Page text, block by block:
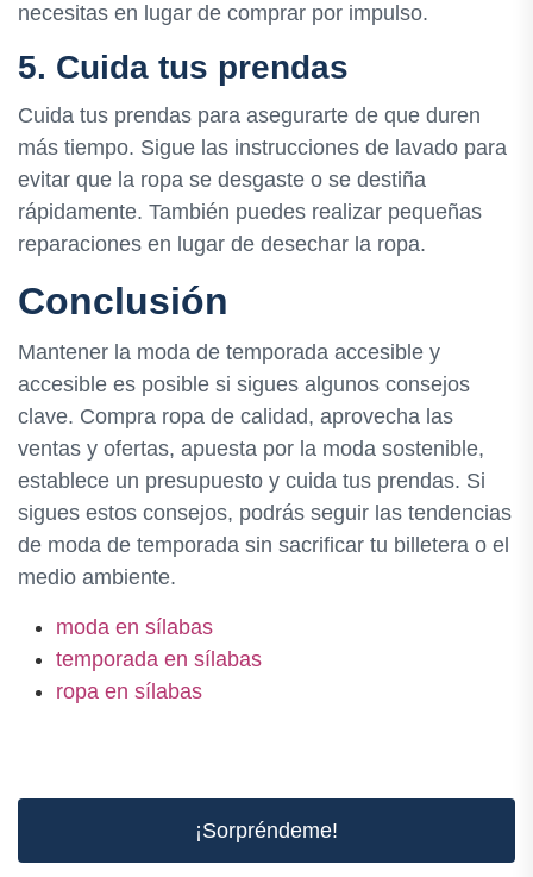
necesitas en lugar de comprar por impulso.
5. Cuida tus prendas
Cuida tus prendas para asegurarte de que duren
más tiempo. Sigue las instrucciones de lavado para
evitar que la ropa se desgaste o se destiña
rápidamente. También puedes realizar pequeñas
reparaciones en lugar de desechar la ropa.
Conclusión
Mantener la moda de temporada accesible y
accesible es posible si sigues algunos consejos
clave. Compra ropa de calidad, aprovecha las
ventas y ofertas, apuesta por la moda sostenible,
establece un presupuesto y cuida tus prendas. Si
sigues estos consejos, podrás seguir las tendencias
de moda de temporada sin sacrificar tu billetera o el
medio ambiente.
moda en sílabas
temporada en sílabas
ropa en sílabas
¡Sorpréndeme!